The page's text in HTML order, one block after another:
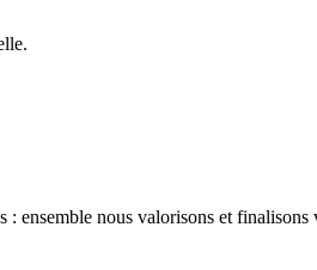
ensemble nous valorisons et finalisons